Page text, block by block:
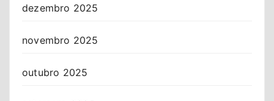
dezembro 2025
novembro 2025
outubro 2025